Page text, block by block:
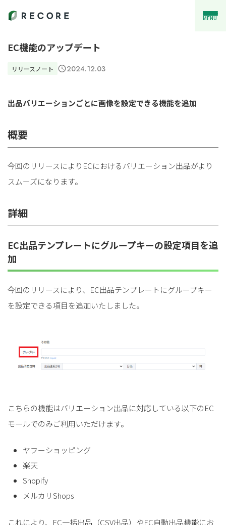
MENU
EC機能のアップデート
リリースノート 2024.12.03
出品バリエーションごとに画像を設定できる機能を追加
概要
今回のリリースによりECにおけるバリエーション出品がより
スムーズになります。
詳細
EC出品テンプレートにグループキーの設定項目を追
加
今回のリリースにより、EC出品テンプレートにグループキー
を設定できる項目を追加いたしました。
こちらの機能はバリエーション出品に対応している以下のEC
モールでのみご利用いただけます。
ヤフーショッピング
楽天
Shopify
メルカリShops
これにより、EC一括出品（CSV出品）やEC自動出品機能にお